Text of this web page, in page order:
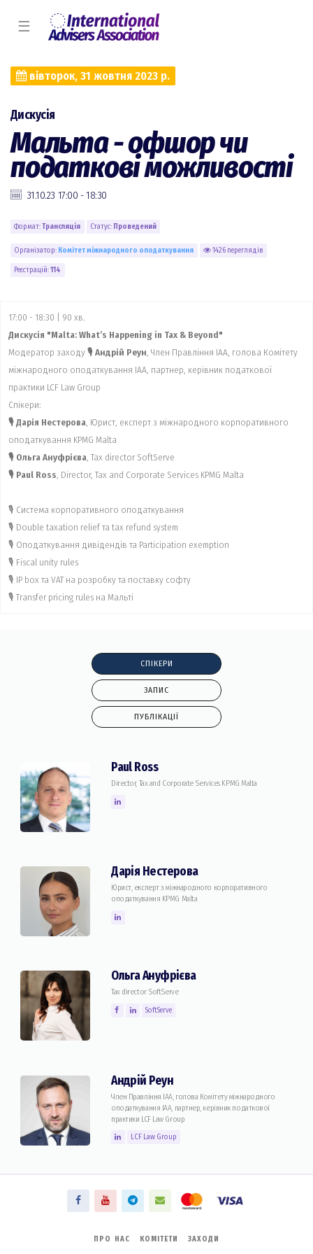
☰
вівторок, 31 жовтня 2023 р.
Дискусія
Мальта - офшор чи
податкові можливості
31.10.23 17:00 - 18:30
Формат:Трансляція Статус: Проведений
Організатор: Комiтет міжнародного оподаткування 1426 переглядів
Реєстрацій:114
17:00 - 18:30 | 90 хв.
Дискусія "Malta: What’s Happening in Tax & Beyond"
Модератор заходу 🎙 Андрій Реун , Член Правління IAA, голова Комітету
міжнародного оподаткування IAA, партнер, керівник податкової
практики LCF Law Group
Спікери:
🎙 Дарія Нестерова, Юрист, експерт з міжнародного корпоративного
оподаткування KPMG Malta
🎙 Ольга Ануфрієва, Tax director SoftServe
🎙 Paul Ross , Director, Tax and Corporate Services KPMG Malta
🎙 Система корпоративного оподаткування
🎙 Double taxation relief та tax refund system
🎙 Оподаткування дивідендів та Participation exemption
🎙 Fiscal unity rules
🎙 IP box та VAT на розробку та поставку софту
🎙 Transfer pricing rules на Мальті
СПІКЕРИ
ЗАПИС
ПУБЛІКАЦІЇ
Paul Ross
Director, Tax and Corporate Services KPMG Malta
Дарія Нестерова
Юрист, експерт з міжнародного корпоративного
оподаткування KPMG Malta
Ольга Ануфрієва
Tax director SoftServe
SoftServe
Андрій Реун
Член Правління IAA, голова Комітету міжнародного
оподаткування IAA, партнер, керівник податкової
практики LCF Law Group
LCF Law Group
ПРО НАС КОМІТЕТИ ЗАХОДИ